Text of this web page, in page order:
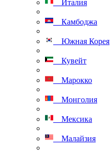
Италия
Камбоджа
Южная Корея
Кувейт
Марокко
Монголия
Мексика
Малайзия